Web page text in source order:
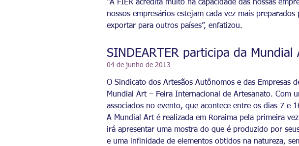
“A FIER acredita muito na capacidade das nossas
nossos empresários estejam cada vez mais
exportar para outros países”, enfatizou.
SINDEARTER participa da
04 de junho de 2013
O Sindicato dos Artesãos Autônomos e das Empresas
Mundial Art – Feira Internacional de Artesanato. Com
associados no evento, que acontece entre os dias 7 e
A Mundial Art é realizada em Roraima pela primeira
irá apresentar uma mostra do que é produzido por
e uma infinidade de elementos obtidos na natureza,